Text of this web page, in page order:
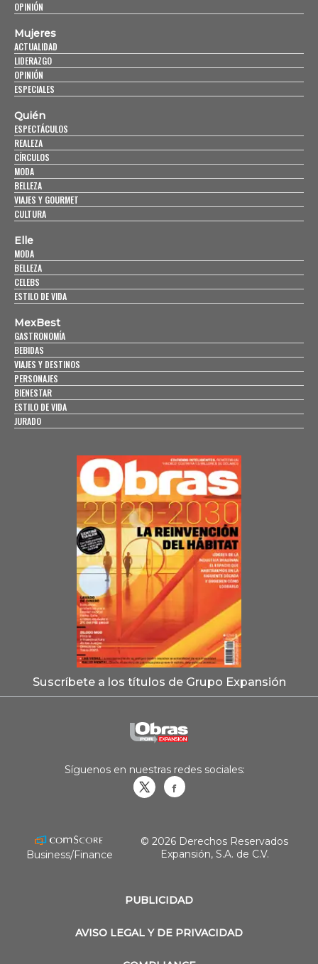
OPINIÓN
Mujeres
ACTUALIDAD
LIDERAZGO
OPINIÓN
ESPECIALES
Quién
ESPECTÁCULOS
REALEZA
CÍRCULOS
MODA
BELLEZA
VIAJES Y GOURMET
CULTURA
Elle
MODA
BELLEZA
CELEBS
ESTILO DE VIDA
MexBest
GASTRONOMÍA
BEBIDAS
VIAJES Y DESTINOS
PERSONAJES
BIENESTAR
ESTILO DE VIDA
JURADO
Suscríbete a los títulos de Grupo Expansión
PUBLICIDAD
AVISO LEGAL Y DE PRIVACIDAD
Síguenos en nuestras redes sociales:
Business/Finance
© 2026 Derechos Reservados
Expansión, S.A. de C.V.